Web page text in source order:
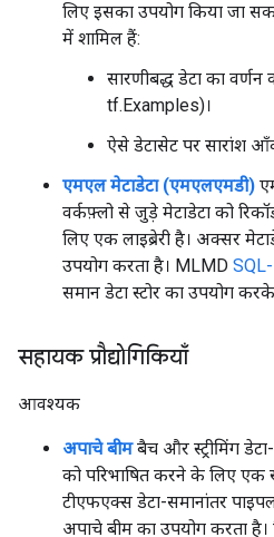
लिए इसका उपयोग किया जा
में शामिल हैं:
सारणीबद्ध डेटा का
tf.Examples)।
ऐसे डेटासेट पर सारांश
एमएल मेटाडेटा (एमएलएमडी)
वर्कफ़्लो से जुड़े मेटाडेटा को
लिए एक लाइब्रेरी है। अक्सर
उपयोग करता है। MLMD
समान डेटा स्टोर का उपयोग
सहायक प्रौद्योगिकियाँ
आवश्यक
अपाचे बीमबैच और स्ट्रीमिंग
को परिभाषित करने के लिए एक
टीएफएक्स डेटा-समानांतर
अपाचे बीम का उपयोग करता